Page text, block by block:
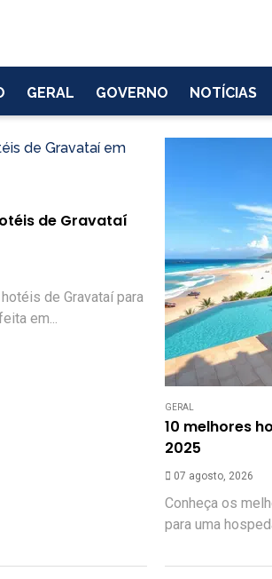
GERAL GOVERNO NOTÍCIAS
de Gravataí
de Gravataí para
em...
GERAL
10 melhores
2025
07 agosto, 2026
Conheça os
para uma